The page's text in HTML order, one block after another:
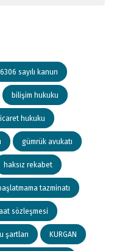
6306 sayılı kanun
bilişim hukuku
hukuku
gümrük avukatı
haksız rekabet
tazminatı
sözleşmesi
şartları KURGAN